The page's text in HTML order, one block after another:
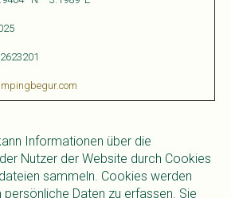
Informationen über die
Nutzer der Website durch Cookies
sammeln. Cookies werden
Daten zu erfassen. Sie